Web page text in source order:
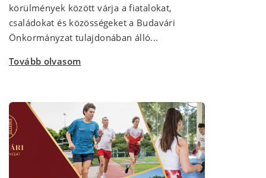
körülmények között várja a fiatalokat,
családokat és közösségeket a Budavári
Önkormányzat tulajdonában álló...
Tovább olvasom